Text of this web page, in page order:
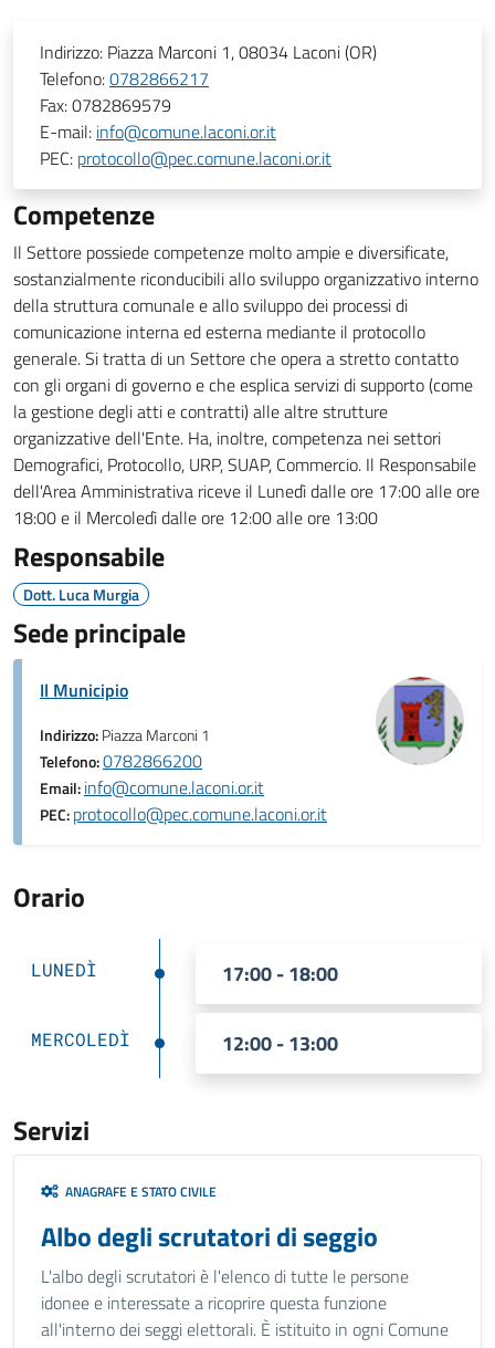
Indirizzo: Piazza Marconi 1, 08034 Laconi (OR)
Telefono:0782866217
Fax:0782869579
E-mail: info@comune.laconi.or.it
PEC: protocollo@pec.comune.laconi.or.it
Competenze
Il Settore possiede competenze molto ampie e diversificate,
sostanzialmente riconducibili allo sviluppo organizzativo interno
della struttura comunale e allo sviluppo dei processi di
comunicazione interna ed esterna mediante il protocollo
generale. Si tratta di un Settore che opera a stretto contatto
con gli organi di governo e che esplica servizi di supporto (come
la gestione degli atti e contratti) alle altre strutture
organizzative dell'Ente. Ha, inoltre, competenza nei settori
Demografici, Protocollo, URP, SUAP, Commercio. Il Responsabile
dell'Area Amministrativa riceve il Lunedì dalle ore 17:00 alle ore
18:00 e il Mercoledì dalle ore 12:00 alle ore 13:00
Responsabile
Dott. Luca Murgia
Sede principale
Il Municipio
Indirizzo:Piazza Marconi 1
Telefono:0782866200
Email:info@comune.laconi.or.it
PEC:protocollo@pec.comune.laconi.or.it
Orario
LUNEDÌ 17:00 - 18:00
MERCOLEDÌ 12:00 - 13:00
Servizi
ANAGRAFE E STATO CIVILE
Albo degli scrutatori di seggio
L'albo degli scrutatori è l'elenco di tutte le persone
idonee e interessate a ricoprire questa funzione
all'interno dei seggi elettorali. È istituito in ogni Comune